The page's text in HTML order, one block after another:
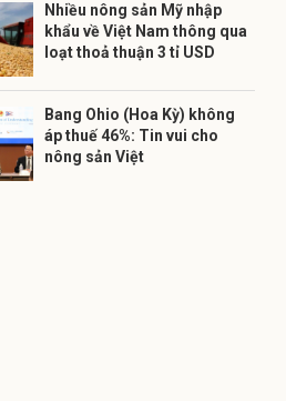
Nhiều nông sản Mỹ nhập
khẩu về Việt Nam thông qua
loạt thoả thuận 3 tỉ USD
Bang Ohio (Hoa Kỳ) không
áp thuế 46%: Tin vui cho
nông sản Việt